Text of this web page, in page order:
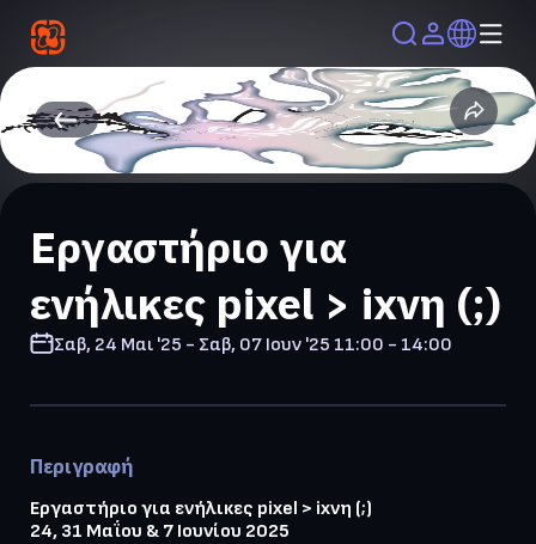
Εργαστήριο για
ενήλικες pixel > ixνη (;)
Σαβ, 24 Μαι '25 - Σαβ, 07 Ιουν '25 11:00 - 14:00
Περιγραφή
Εργαστήριο για ενήλικες pixel > ixνη (;)